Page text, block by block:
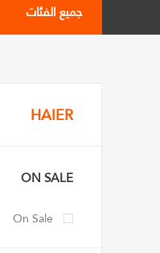
جميع الفئات
HAIER
ON SALE
On Sale